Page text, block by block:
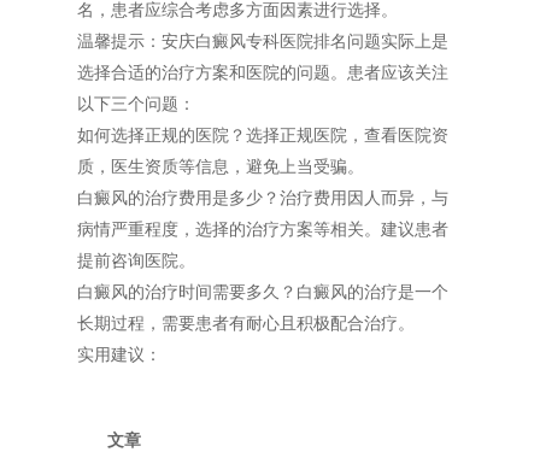
名，患者应综合考虑多方面因素进行选择。
温馨提示：安庆白癜风专科医院排名问题实际上是
选择合适的治疗方案和医院的问题。患者应该关注
以下三个问题：
如何选择正规的医院？选择正规医院，查看医院资
质，医生资质等信息，避免上当受骗。
白癜风的治疗费用是多少？治疗费用因人而异，与
病情严重程度，选择的治疗方案等相关。建议患者
提前咨询医院。
白癜风的治疗时间需要多久？白癜风的治疗是一个
长期过程，需要患者有耐心且积极配合治疗。
实用建议：
文章